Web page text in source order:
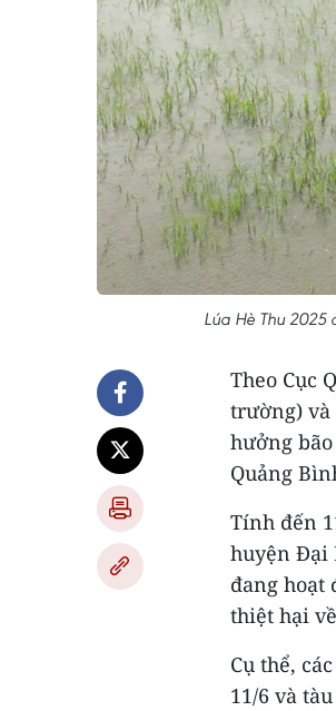
Lúa Hè Thu 2025
Theo Cục
trường) và
hưởng
Quảng
Tính đến
huyện Đại
đang hoạt
thiệt hại
Cụ thể,
11/6 và